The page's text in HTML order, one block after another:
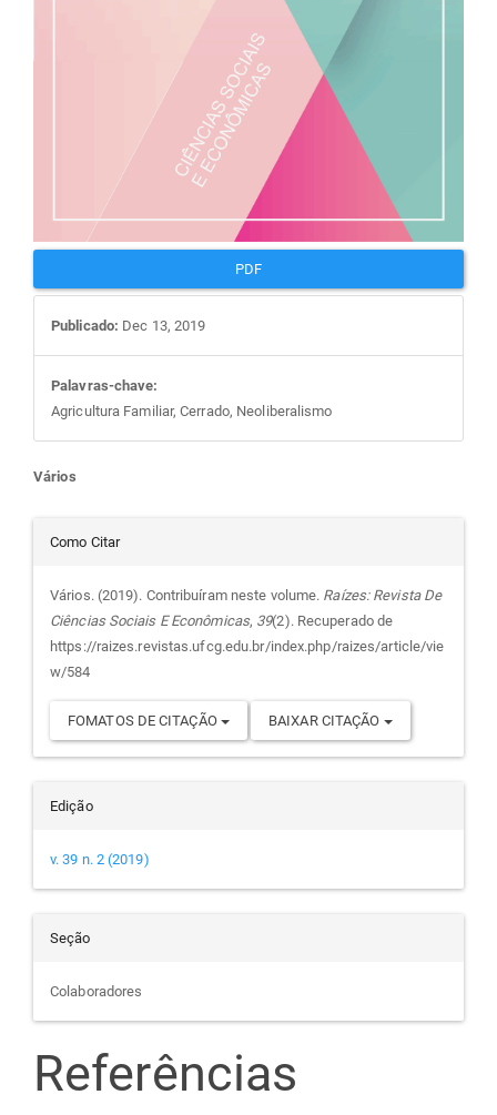
PDF
Publicado: Dec 13, 2019
Palavras-chave:
Agricultura Familiar, Cerrado, Neoliberalismo
Conteúdo
do
artigo
principal
Vários
Detalhes
do
artigo
Como Citar
Vários. (2019). Contribuíram neste volume. Raízes: Revista De
Ciências Sociais E Econômicas, 39(2). Recuperado de
https://raizes.revistas.ufcg.edu.br/index.php/raizes/article/vie
w/584
FOMATOS DE CITAÇÃO BAIXAR CITAÇÃO
Edição
v. 39 n. 2 (2019)
Seção
Colaboradores
Referências